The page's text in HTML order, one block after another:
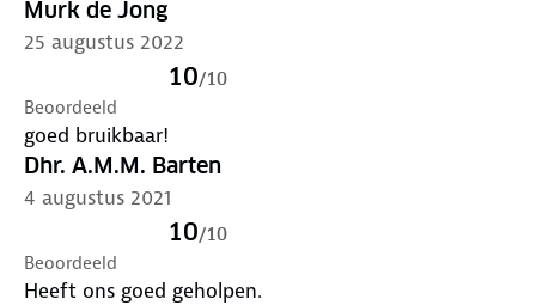
Murk de Jong
25 augustus 2022
10/10
Beoordeeld
goed bruikbaar!
Dhr. A.M.M. Barten
4 augustus 2021
10/10
Beoordeeld
Heeft ons goed geholpen.